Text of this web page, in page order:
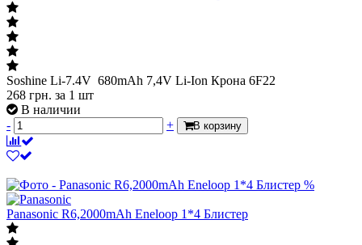
Soshine Li-7.4V 680mAh 7,4V Li-Ion Крона 6F22
268 грн. за 1 шт
В наличии
-
+ В корзину
%
Panasonic R6,2000mAh Eneloop 1*4 Блистер